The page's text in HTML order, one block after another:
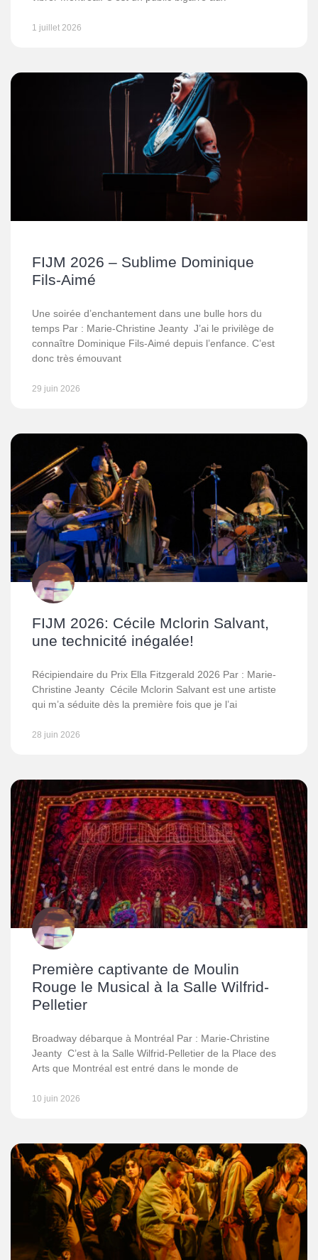
1 juillet 2026
FIJM 2026 – Sublime Dominique
Fils-Aimé
Une soirée d’enchantement dans une bulle hors du
temps Par : Marie-Christine Jeanty J’ai le privilège de
connaître Dominique Fils-Aimé depuis l’enfance. C’est
donc très émouvant
29 juin 2026
FIJM 2026: Cécile Mclorin Salvant,
une technicité inégalée!
Récipiendaire du Prix Ella Fitzgerald 2026 Par : Marie-
Christine Jeanty Cécile Mclorin Salvant est une artiste
qui m’a séduite dès la première fois que je l’ai
28 juin 2026
Première captivante de Moulin
Rouge le Musical à la Salle Wilfrid-
Pelletier
Broadway débarque à Montréal Par : Marie-Christine
Jeanty C’est à la Salle Wilfrid-Pelletier de la Place des
Arts que Montréal est entré dans le monde de
10 juin 2026